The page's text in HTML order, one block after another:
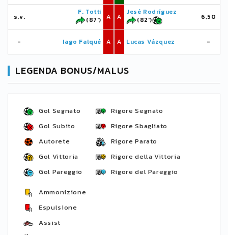
s.v.
F. Totti
(87')
A
- Iago Falqué A
A
Jesé Rodríguez
(82')
6,50
A Lucas Vázquez -
LEGENDA BONUS/MALUS
Gol Segnato
Gol Subito
Autorete
Gol Vittoria
Gol Pareggio
Rigore Segnato
Rigore Sbagliato
Rigore Parato
Rigore della Vittoria
Rigore del Pareggio
Ammonizione
Espulsione
Assist